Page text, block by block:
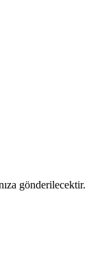
gönderilecektir.